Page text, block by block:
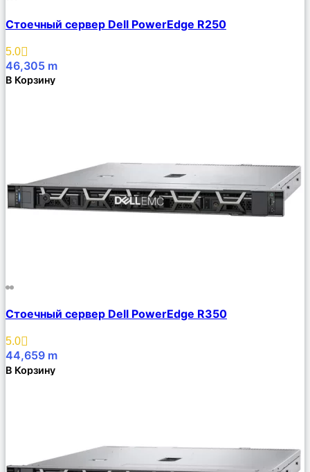
Описание
Избранное
Стоечный сервер Dell PowerEdge R250
5.0
46,305 m
В Корзину
Описание
Избранное
Стоечный сервер Dell PowerEdge R350
5.0
44,659 m
В Корзину